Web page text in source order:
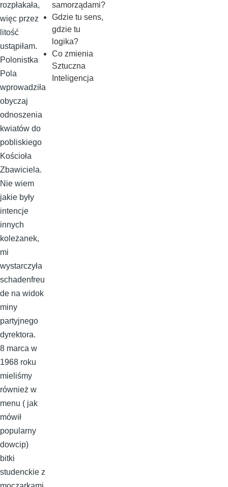
rozpłakała,
więc przez
litość
ustąpiłam.
Polonistka
Pola
wprowadziła
obyczaj
odnoszenia
kwiatów do
pobliskiego
Kościoła
Zbawiciela.
Nie wiem
jakie były
intencje
innych
koleżanek,
mi
wystarczyła
schadenfreu
de na widok
miny
partyjnego
dyrektora.
8 marca w
1968 roku
mieliśmy
również w
menu ( jak
mówił
popularny
dowcip)
bitki
studenckie z
samorządami?
Gdzie tu sens,
gdzie tu
logika?
Co zmienia
Sztuczna
Inteligencja